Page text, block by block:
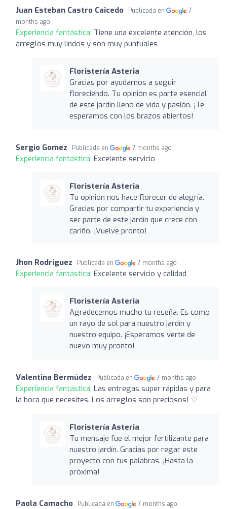
Juan Esteban Castro Caicedo Publicada en
7
months ago
Experiencia fantástica: Tiene una excelente atención, los
arreglos muy lindos y son muy puntuales
Floristería Asteria
Gracias por ayudarnos a seguir
floreciendo. Tu opinión es parte esencial
de este jardín lleno de vida y pasión. ¡Te
esperamos con los brazos abiertos!
Sergio Gomez Publicada en 7 months ago
Experiencia fantástica: Excelente servicio
Floristería Asteria
Tu opinión nos hace florecer de alegría.
Gracias por compartir tu experiencia y
ser parte de este jardín que crece con
cariño. ¡Vuelve pronto!
Jhon Rodriguez Publicada en 7 months ago
Experiencia fantástica: Excelente servicio y calidad
Floristería Asteria
Agradecemos mucho tu reseña. Es como
un rayo de sol para nuestro jardín y
nuestro equipo. ¡Esperamos verte de
nuevo muy pronto!
Valentina Bermúdez Publicada en 7 months ago
Experiencia fantástica: Las entregas super rápidas y para
la hora que necesites. Los arreglos son preciosos! ⁠♡
Floristería Asteria
Tu mensaje fue el mejor fertilizante para
nuestro jardín. Gracias por regar este
proyecto con tus palabras. ¡Hasta la
próxima!
Paola Camacho Publicada en 7 months ago